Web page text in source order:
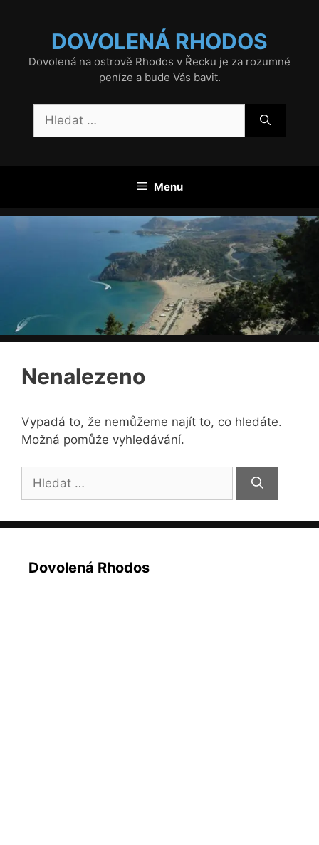
DOVOLENÁ RHODOS
Dovolená na ostrově Rhodos v Řecku je za rozumné
peníze a bude Vás bavit.
Menu
Nenalezeno
Vypadá to, že nemůžeme najít to, co hledáte.
Možná pomůže vyhledávání.
Hledat:
Dovolená Rhodos